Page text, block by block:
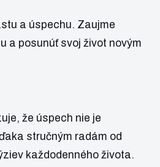
a úspechu. Zaujme
a posunúť svoj život novým
že úspech nie je
stručným radám od
každodenného života.